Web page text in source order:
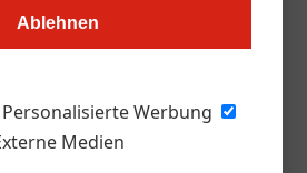
Ablehnen
Personalisierte Werbung
Medien
Betrieb oder eine